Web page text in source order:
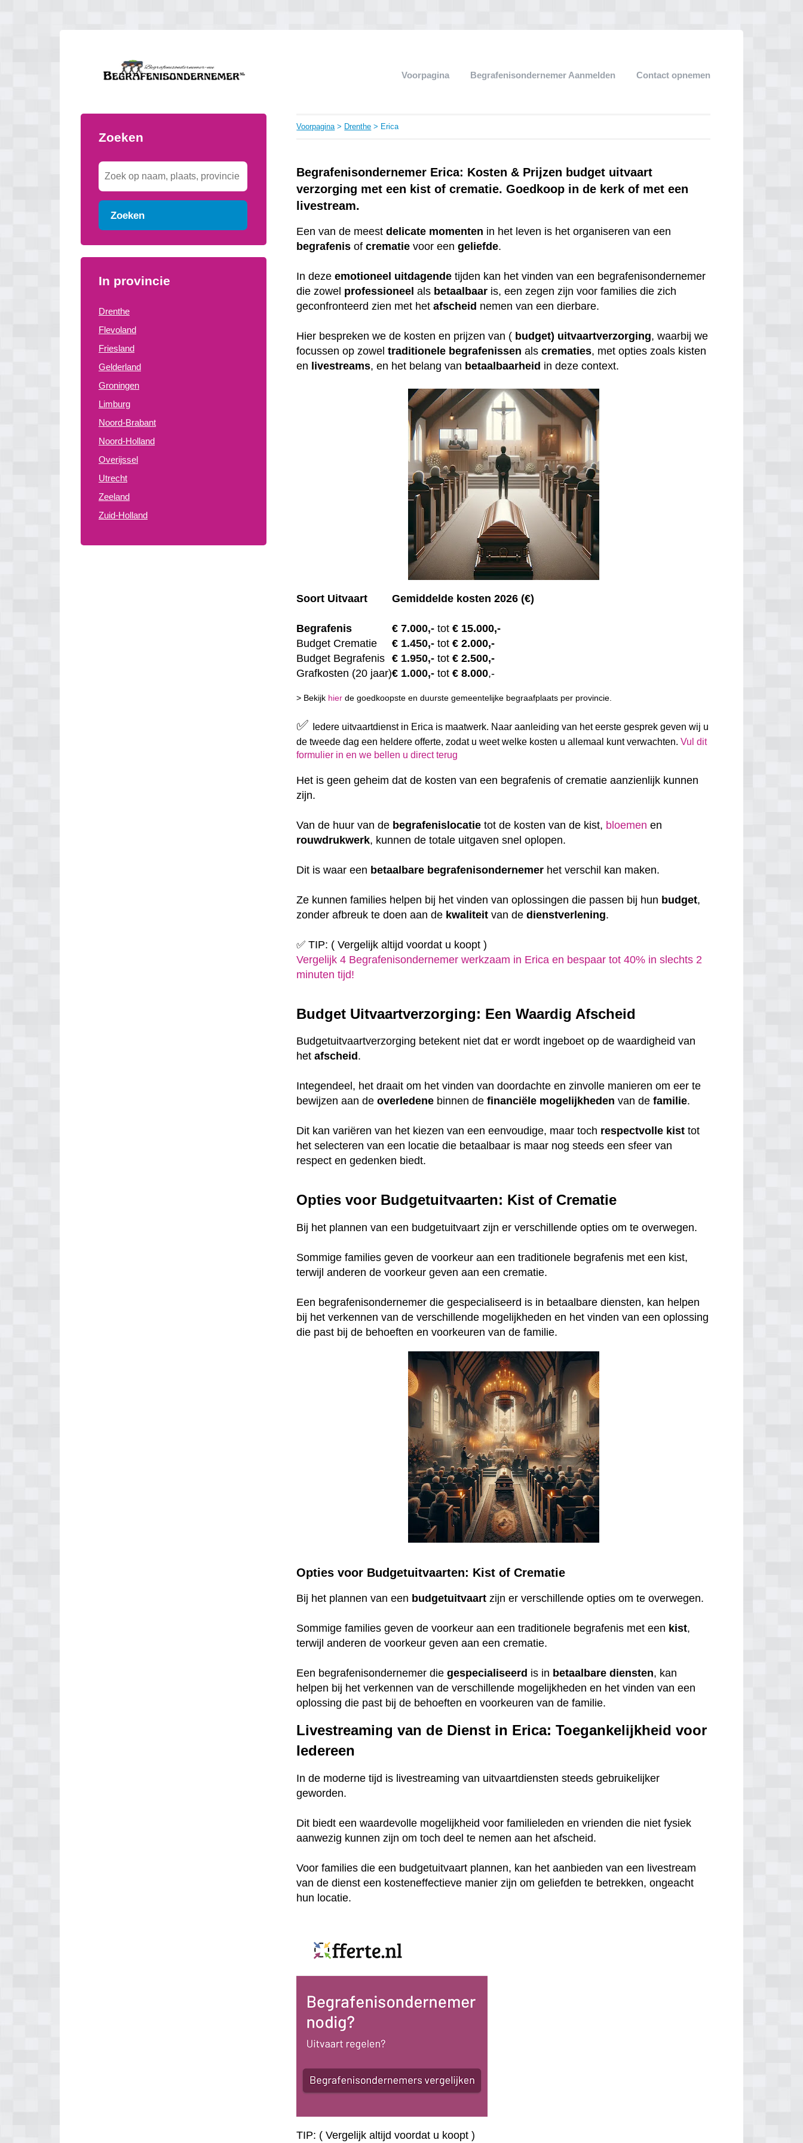
Voorpagina Begrafenisondernemer Aanmelden Contact opnemen
Zoeken
Zoeken
In provincie
Drenthe
Flevoland
Friesland
Gelderland
Groningen
Limburg
Noord-Brabant
Noord-Holland
Overijssel
Utrecht
Zeeland
Zuid-Holland
Voorpagina> Drenthe > Erica
Begrafenisondernemer Erica: Kosten & Prijzen budget uitvaart
verzorging met een kist of crematie. Goedkoop in de kerk of met een
livestream.
Een van de meestdelicate momenten in het leven is het organiseren van een
begrafenis ofcrematie voor eengeliefde.
In dezeemotioneel uitdagende tijden kan het vinden van een begrafenisondernemer
die zowel professioneel als betaalbaar is, een zegen zijn voor families die zich
geconfronteerd zien met hetafscheid nemen van een dierbare.
Hier bespreken we de kosten en prijzen van ( budget) uitvaartverzorging, waarbij we
focussen op zoweltraditionele begrafenissen alscrematies, met opties zoals kisten
en livestreams, en het belang van betaalbaarheid in deze context.
Soort Uitvaart Gemiddelde kosten 2026 (€)
Begrafenis € 7.000,- tot € 15.000,-
Budget Crematie
€ 1.450,- tot€ 2.000,-
Budget Begrafenis € 1.950,- tot€ 2.500,-
Grafkosten (20 jaar)€ 1.000,- tot€ 8.000,-
> Bekijk hier de goedkoopste en duurste gemeentelijke begraafplaats per provincie.
✅
Iedere uitvaartdienst in Erica is maatwerk. Naar aanleiding van het eerste gesprek geven wij u
de tweede dag een heldere offerte, zodat u weet welke kosten u allemaal kunt verwachten.Vul dit
formulier in en we bellen u direct terug
Het is geen geheim dat de kosten van een begrafenis of crematie aanzienlijk kunnen
zijn.
Van de huur van de begrafenislocatie tot de kosten van de kist, bloemen en
rouwdrukwerk, kunnen de totale uitgaven snel oplopen.
Dit is waar een betaalbare begrafenisondernemer het verschil kan maken.
Ze kunnen families helpen bij het vinden van oplossingen die passen bij hun budget,
zonder afbreuk te doen aan de kwaliteit van dedienstverlening.
✅ TIP: ( Vergelijk altijd voordat u koopt )
Vergelijk 4 Begrafenisondernemer werkzaam in Erica en bespaar tot 40% in slechts 2
minuten tijd!
Budget Uitvaartverzorging: Een Waardig Afscheid
Budgetuitvaartverzorging betekent niet dat er wordt ingeboet op de waardigheid van
hetafscheid .
Integendeel, het draait om het vinden van doordachte en zinvolle manieren om eer te
bewijzen aan deoverledene binnen definanciële mogelijkheden van defamilie.
Dit kan variëren van het kiezen van een eenvoudige, maar toch respectvolle kist tot
het selecteren van een locatie die betaalbaar is maar nog steeds een sfeer van
respect en gedenken biedt.
Opties voor Budgetuitvaarten: Kist of Crematie
Bij het plannen van een budgetuitvaart zijn er verschillende opties om te overwegen.
Sommige families geven de voorkeur aan een traditionele begrafenis met een kist,
terwijl anderen de voorkeur geven aan een crematie.
Een begrafenisondernemer die gespecialiseerd is in betaalbare diensten, kan helpen
bij het verkennen van de verschillende mogelijkheden en het vinden van een oplossing
die past bij de behoeften en voorkeuren van de familie.
Opties voor Budgetuitvaarten: Kist of Crematie
Bij het plannen van een budgetuitvaart zijn er verschillende opties om te overwegen.
Sommige families geven de voorkeur aan een traditionele begrafenis met een kist,
terwijl anderen de voorkeur geven aan een crematie.
Een begrafenisondernemer diegespecialiseerd is in betaalbare diensten, kan
helpen bij het verkennen van de verschillende mogelijkheden en het vinden van een
oplossing die past bij de behoeften en voorkeuren van de familie.
Livestreaming van de Dienst in Erica: Toegankelijkheid voor
Iedereen
In de moderne tijd is livestreaming van uitvaartdiensten steeds gebruikelijker
geworden.
Dit biedt een waardevolle mogelijkheid voor familieleden en vrienden die niet fysiek
aanwezig kunnen zijn om toch deel te nemen aan het afscheid.
Voor families die een budgetuitvaart plannen, kan het aanbieden van een livestream
van de dienst een kosteneffectieve manier zijn om geliefden te betrekken, ongeacht
hun locatie.
TIP: ( Vergelijk altijd voordat u koopt )